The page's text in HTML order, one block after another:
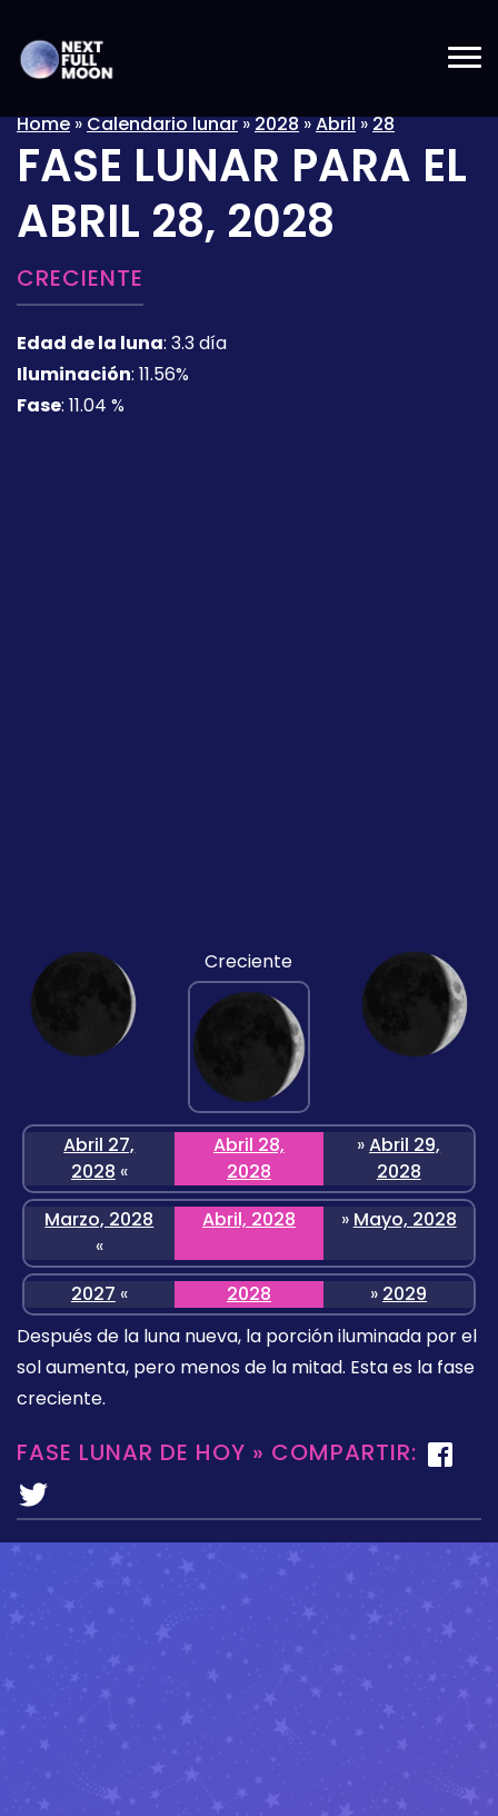
Home»Calendario lunar»2028»Abril»28
FASE LUNAR PARA EL
ABRIL 28, 2028
CRECIENTE
Edad de la luna: 3.3 día
Iluminación: 11.56%
Fase: 11.04 %
Creciente
Abril 27,
2028 «
Abril 28,
2028
»Abril 29,
2028
Marzo, 2028
«
Abril, 2028 » Mayo, 2028
2027 « 2028 » 2029
Después de la luna nueva, la porción iluminada por el
sol aumenta, pero menos de la mitad. Esta es la fase
creciente.
FASE LUNAR DE HOY » COMPARTIR: